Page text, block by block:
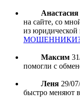
Анастасия
на сайте, со
из
МОШЕННИКИ?
Максим
помогли с
Леня 29/
быстро меняют